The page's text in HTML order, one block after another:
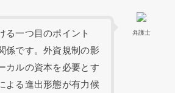
弁護士
る一つ目のポイント
係です。外資規制の影
カルの資本を必要とす
よる進出形態が有力候